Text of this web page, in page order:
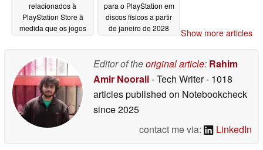
relacionados à
PlayStation Store à
medida que os jogos
para o PlayStation em
discos físicos a partir
de janeiro de 2028
Show more articles
Editor of theoriginal article: Rahim
Amir Noorali- Tech Writer- 1018
articles published on Notebookcheck
since 2025
contact me via:
LinkedIn